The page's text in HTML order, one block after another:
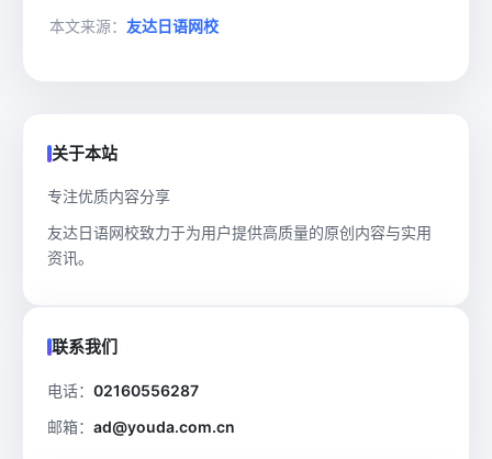
本文来源： 友达日语网校
关于本站
专注优质内容分享
友达日语网校致力于为用户提供高质量的原创内容与实用
资讯。
联系我们
电话： 02160556287
邮箱： ad@youda.com.cn